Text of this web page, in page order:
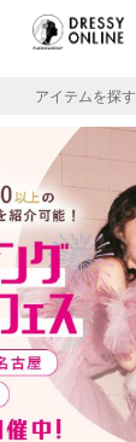
アイテムを探す